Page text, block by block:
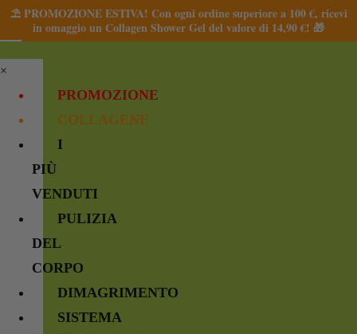
⛱️ PROMOZIONE ESTIVA! Con ogni ordine superiore a 100 €, ricevi
in omaggio un Collagen Shower Gel del valore di 14,90 €! 🎁
×
PROMOZIONE
COLLAGENE
I
PIÙ
VENDUTI
PULIZIA
DEL
CORPO
DIMAGRIMENTO
SISTEMA